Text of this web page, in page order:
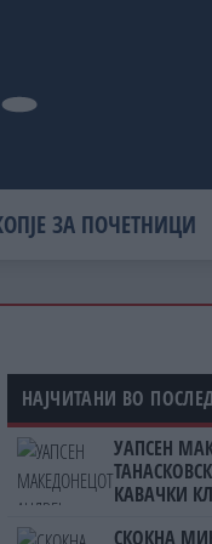
ЗА ПОЧЕТНИЦИ
НАЈЧИТАНИ ВО
УАПСЕН
КАВАЧКИ
СКОКНА